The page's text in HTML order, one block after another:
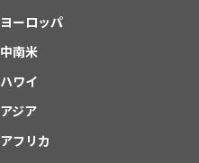
ヨーロッパ
中南米
ハワイ
アジア
アフリカ